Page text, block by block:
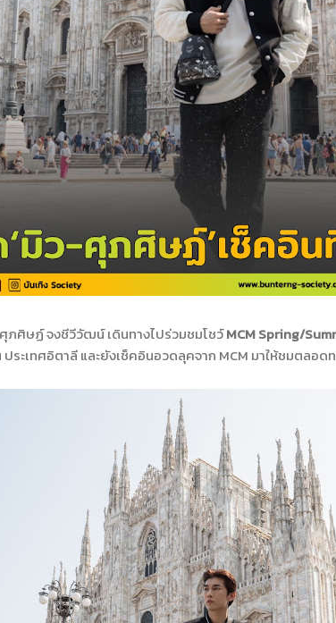
ศิษฏ์ จงชีวีวัฒน์ เดินทางไปร่วมชมโชว์MCM Spring/
ทศอิตาลี และยังเช็คอินอวดลุคจาก MCM มาให้ชมตลอด